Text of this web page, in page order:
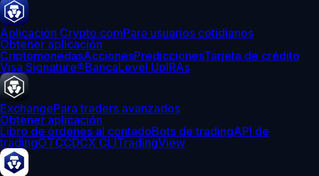
Aplicación Crypto.comPara usuarios cotidianos
Obtener aplicación
CriptomonedasAccionesPrediccionesTarjeta de crédito
Visa Signature®BancaLevel UpIRAs
ExchangePara traders avanzados
Obtener aplicación
Libro de órdenes al contadoBots de tradingAPI de
tradingOTCCDCX CLITradingView